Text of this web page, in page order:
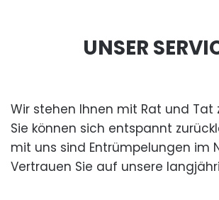
UNSER
Wir stehen Ihnen mit Rat und Tat
Sie können sich entspannt
mit uns sind Entrümpelungen im
Vertrauen Sie auf unsere